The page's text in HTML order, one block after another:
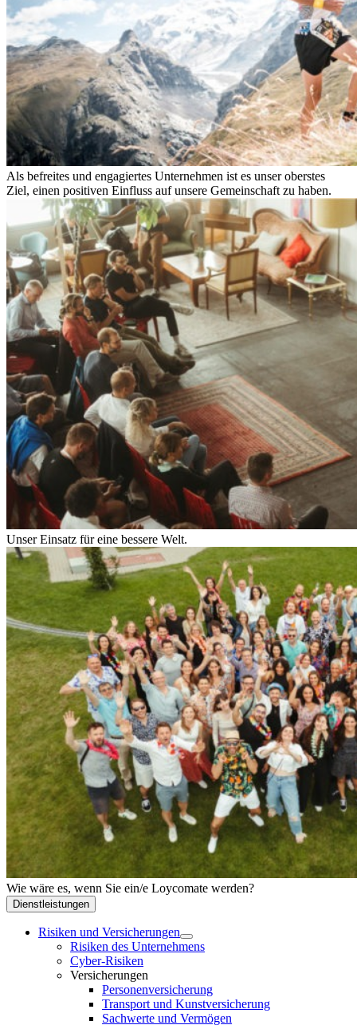
Als befreites und engagiertes Unternehmen ist es unser oberstes
Ziel, einen positiven Einfluss auf unsere Gemeinschaft zu haben.
Unser Einsatz für eine bessere Welt.
Wie wäre es, wenn Sie ein/e Loycomate werden?
Dienstleistungen
Risiken und Versicherungen
Risiken des Unternehmens
Cyber-Risiken
Versicherungen
Personenversicherung
Transport und Kunstversicherung
Sachwerte und Vermögen